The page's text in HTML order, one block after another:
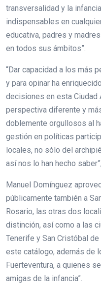
transversalidad y la
indispensables en
educativa, padres y
en todos sus ámbitos”.
“Dar capacidad a los más
y para opinar ha
decisiones en esta Ciudad
perspectiva diferente y
doblemente orgullosos al
gestión en políticas
locales, no sólo del
así nos lo han hecho
Manuel Domínguez
públicamente también a
Rosario, las otras dos
distinción, así como a las
Tenerife y San Cristóbal
este catálogo, además de
Fuerteventura, a quienes
amigas de la infancia”.